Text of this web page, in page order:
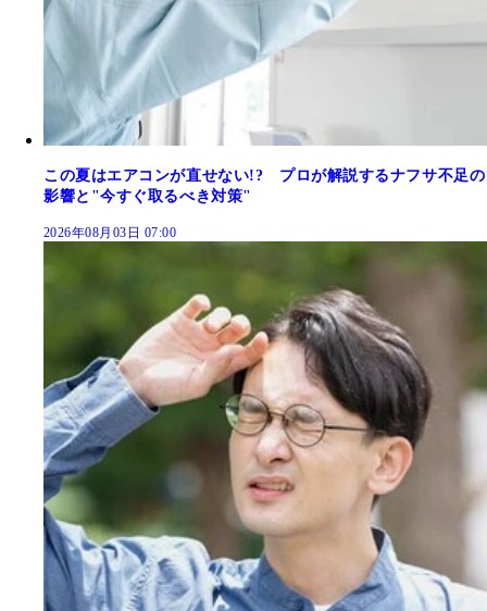
この夏はエアコンが直せない!? プロが解説するナフサ不足の
影響と"今すぐ取るべき対策"
2026年08月03日 07:00